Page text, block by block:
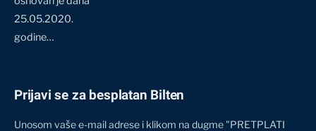
25.05.2020.
godine…
Prijavi se za besplatan Bilten
Unosom vaše e-mail adrese i klikom na dugme "PRETPLATI